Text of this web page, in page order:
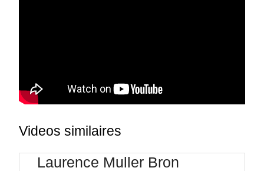
Videos similaires
Laurence Muller Bron